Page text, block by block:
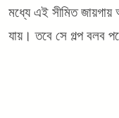
মধ্যে এই সীমিত জায়গায়
যায়। তবে সে গল্প বলব